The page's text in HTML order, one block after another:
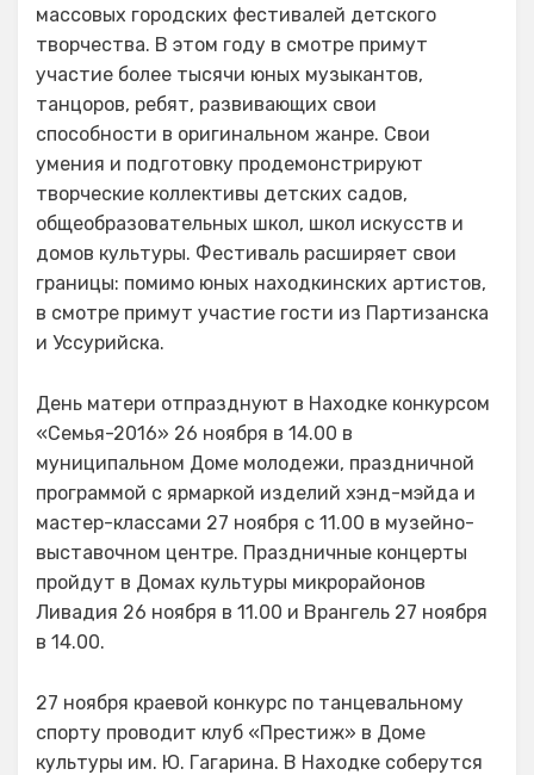
массовых городских фестивалей детского
творчества. В этом году в смотре примут
участие более тысячи юных музыкантов,
танцоров, ребят, развивающих свои
способности в оригинальном жанре. Свои
умения и подготовку продемонстрируют
творческие коллективы детских садов,
общеобразовательных школ, школ искусств и
домов культуры. Фестиваль расширяет свои
границы: помимо юных находкинских артистов,
в смотре примут участие гости из Партизанска
и Уссурийска.
День матери отпразднуют в Находке конкурсом
«Семья-2016» 26 ноября в 14.00 в
муниципальном Доме молодежи, праздничной
программой с ярмаркой изделий хэнд-мэйда и
мастер-классами 27 ноября с 11.00 в музейно-
выставочном центре. Праздничные концерты
пройдут в Домах культуры микрорайонов
Ливадия 26 ноября в 11.00 и Врангель 27 ноября
в 14.00.
27 ноября краевой конкурс по танцевальному
спорту проводит клуб «Престиж» в Доме
культуры им. Ю. Гагарина. В Находке соберутся